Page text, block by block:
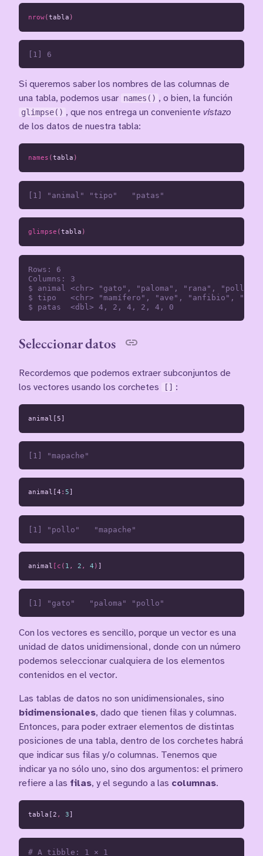
nrow(tabla )
Si queremos saber los nombres de las columnas de
una tabla, podemos usar names() , o bien, la función
glimpse() , que nos entrega un conveniente vistazo
de los datos de nuestra tabla:
names (tabla )
glimpse (tabla )
Rows: 6
Columns: 3
$ animal <chr> "gato", "paloma", "rana", "pollo",
$ tipo   <chr> "mamífero", "ave", "anfibio",
Seleccionar datos
Recordemos que podemos extraer subconjuntos de
los vectores usando los corchetes
[] :
animal[5]
animal[4 : 5]
animal [c ( 1 , 2 , 4 ) ]
Con los vectores es sencillo, porque un vector es una
unidad de datos unidimensional, donde con un número
podemos seleccionar cualquiera de los elementos
contenidos en el vector.
Las tablas de datos no son unidimensionales, sino
bidimensionales, dado que tienen filas y columnas.
Entonces, para poder extraer elementos de distintas
posiciones de una tabla, dentro de los corchetes habrá
que indicar sus filas y/o columnas. Tenemos que
indicar ya no sólo uno, sino dos argumentos: el primero
refiere a las filas, y el segundo a las columnas.
tabla[2 , 3]
# A tibble: 1 × 1